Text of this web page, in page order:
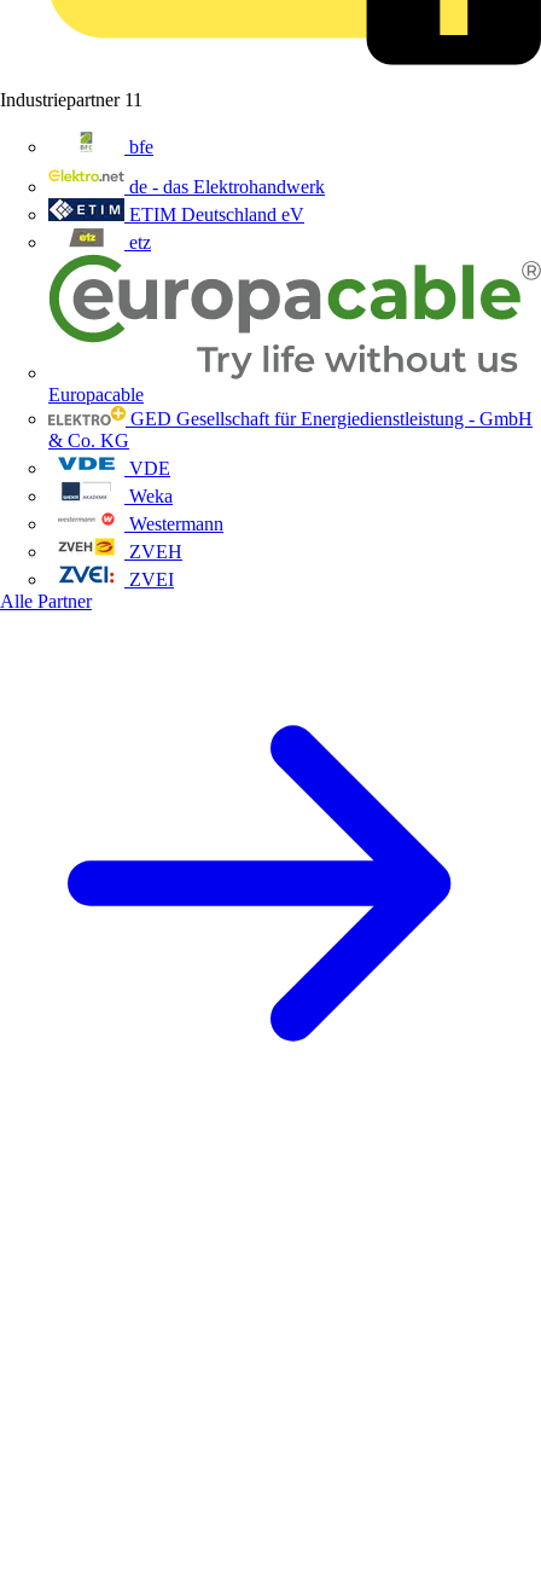
Industriepartner 11
bfe
de - das Elektrohandwerk
ETIM Deutschland eV
etz
Europacable
GED Gesellschaft für Energiedienstleistung - GmbH
& Co. KG
VDE
Weka
Westermann
ZVEH
ZVEI
Alle Partner